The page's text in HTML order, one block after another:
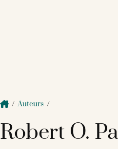
/Auteurs /
Robert O.